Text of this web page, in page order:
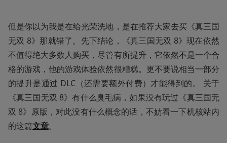
但是你以为我是在给光荣洗地，是在推荐大家去买《真三国
无双 8》那就错了。先下结论，《真三国无双 8》现在依然
不值得绝大多数人购买，尽管有所提升，它依然不是一个合
格的游戏，他的游戏体验依然很糟糕。更不要说相当一部分
的提升是通过 DLC（还需要额外付费）才能得到的。 关于
《真三国无双 8》有什么臭毛病，如果没有玩过《真三国无
双 8》原版，对此没有什么概念的话，不妨看一下机核站内
的这篇文章。